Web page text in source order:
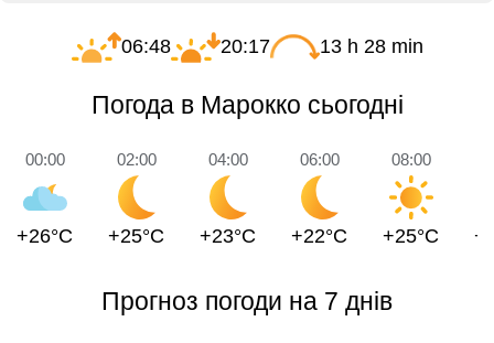
06:48 20:17 13 h 28 min
Погода в Марокко сьогодні
00:00
+26°C
02:00
+25°C
04:00
+23°C
06:00
+22°C
08:00
+25°C
Прогноз погоди на 7 днів